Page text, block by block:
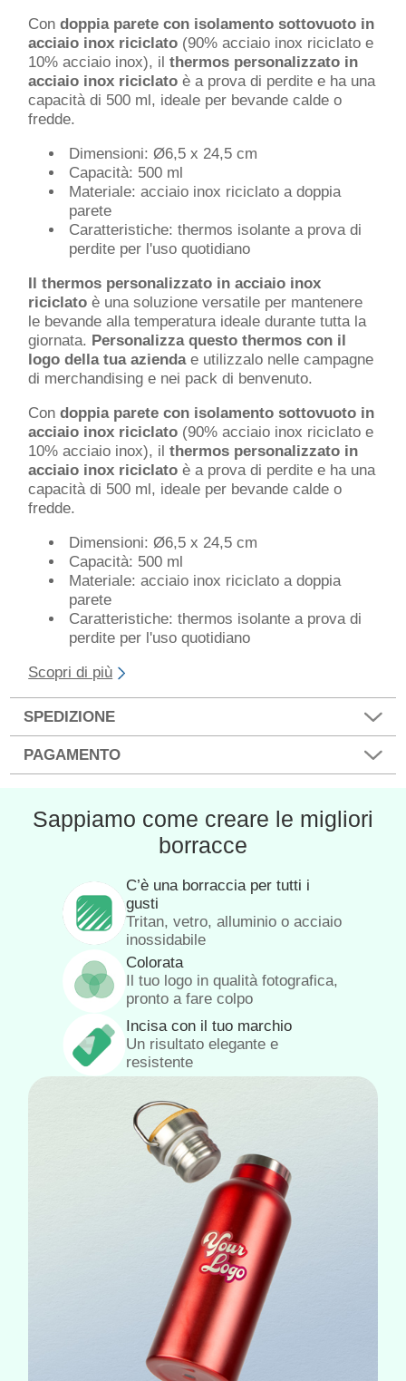
Condoppia parete con isolamento sottovuoto in
acciaio inox riciclato (90% acciaio inox riciclato e
10% acciaio inox), ilthermos personalizzato in
acciaio inox riciclato è a prova di perdite e ha una
capacità di 500 ml, ideale per bevande calde o
fredde.
Dimensioni: Ø6,5 x 24,5 cm
Capacità: 500 ml
Materiale: acciaio inox riciclato a doppia
parete
Caratteristiche: thermos isolante a prova di
perdite per l'uso quotidiano
Il thermos personalizzato in acciaio inox
riciclato è una soluzione versatile per mantenere
le bevande alla temperatura ideale durante tutta la
giornata. Personalizza questo thermos con il
logo della tua aziendae utilizzalo nelle campagne
di merchandising e nei pack di benvenuto.
Condoppia parete con isolamento sottovuoto in
acciaio inox riciclato (90% acciaio inox riciclato e
10% acciaio inox), ilthermos personalizzato in
acciaio inox riciclato è a prova di perdite e ha una
capacità di 500 ml, ideale per bevande calde o
fredde.
Dimensioni: Ø6,5 x 24,5 cm
Capacità: 500 ml
Materiale: acciaio inox riciclato a doppia
parete
Caratteristiche: thermos isolante a prova di
perdite per l'uso quotidiano
Scopri di più
SPEDIZIONE
PAGAMENTO
Sappiamo come creare le migliori
borracce
C’è una borraccia per tutti i
gusti
Tritan, vetro, alluminio o acciaio
inossidabile
Colorata
Il tuo logo in qualità fotografica,
pronto a fare colpo
Incisa con il tuo marchio
Un risultato elegante e
resistente